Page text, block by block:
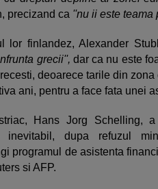
precizand ca ''nu ii este teama
lor finlandez, Alexander
grecii'', dar ca nu este
deoarece tarile din
ani, pentru a face fata unei
Hans Jorg Schelling,
inevitabil, dupa refuzul
programul de asistenta
si AFP.